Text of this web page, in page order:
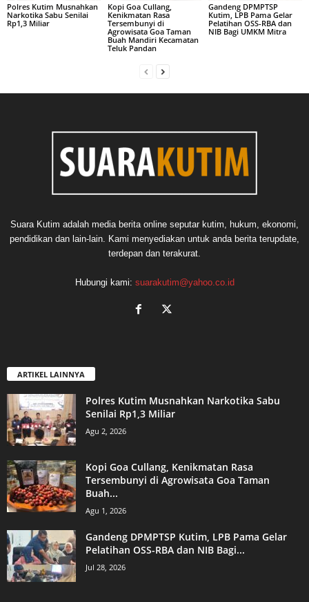
Polres Kutim Musnahkan
Narkotika Sabu Senilai
Rp1,3 Miliar
Kopi Goa Cullang,
Kenikmatan Rasa
Tersembunyi di
Agrowisata Goa Taman
Buah Mandiri Kecamatan
Teluk Pandan
Gandeng DPMPTSP
Kutim, LPB Pama Gelar
Pelatihan OSS-RBA dan
NIB Bagi UMKM Mitra
Suara Kutim adalah media berita online seputar kutim, hukum, ekonomi,
pendidikan dan lain-lain. Kami menyediakan untuk anda berita terupdate,
terdepan dan terakurat.
Hubungi kami: suarakutim@yahoo.co.id
ARTIKEL LAINNYA
Polres Kutim Musnahkan Narkotika Sabu
Senilai Rp1,3 Miliar
Agu 2, 2026
Kopi Goa Cullang, Kenikmatan Rasa
Tersembunyi di Agrowisata Goa Taman
Buah...
Agu 1, 2026
Gandeng DPMPTSP Kutim, LPB Pama Gelar
Pelatihan OSS-RBA dan NIB Bagi...
Jul 28, 2026